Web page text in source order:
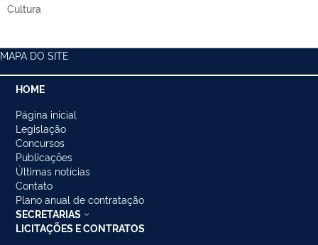
Cultura
MAPA DO SITE
HOME
Página inicial
Legislação
Concursos
Publicações
Últimas notícias
Contato
Plano anual de contratação
SECRETARIAS
LICITAÇÕES E CONTRATOS